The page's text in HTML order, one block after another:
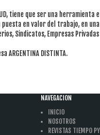
SALUD, tiene que ser una
puesta en valor del trabajo, en
Sindicatos, Empresas
ARGENTINA DISTINTA.
NAVEGACION
INICIO
NOSOTROS
REVISTAS TIEMPO